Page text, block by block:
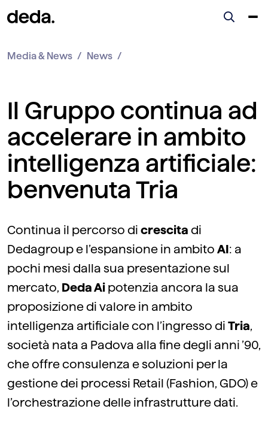
Media & News News
Il Gruppo continua ad
accelerare in ambito
intelligenza artificiale:
benvenuta Tria
Continua il percorso di crescita di
Dedagroup e l’espansione in ambito AI: a
pochi mesi dalla sua presentazione sul
mercato, Deda Ai potenzia ancora la sua
proposizione di valore in ambito
intelligenza artificiale con l’ingresso di Tria,
società nata a Padova alla fine degli anni ’90,
che offre consulenza e soluzioni per la
gestione dei processi Retail (Fashion, GDO) e
l’orchestrazione delle infrastrutture dati.